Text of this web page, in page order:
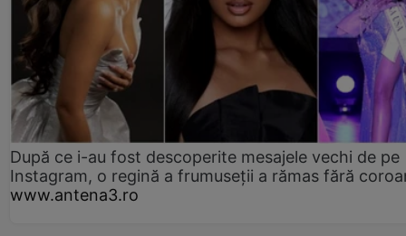
După ce i-au fost descoperite mesajele vechi de pe
Instagram, o regină a frumuseții a rămas fără
www.antena3.ro